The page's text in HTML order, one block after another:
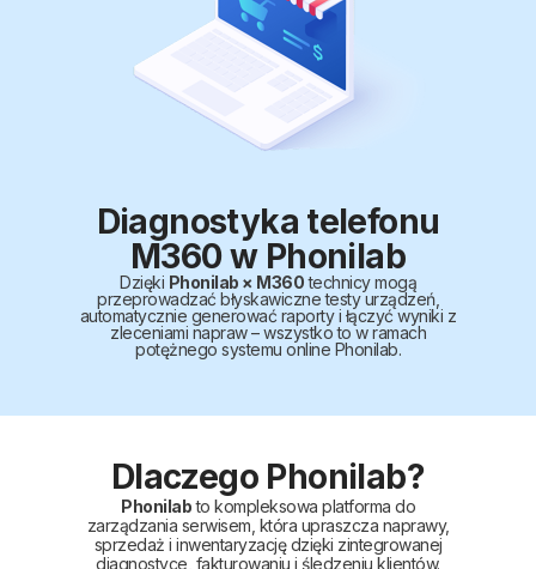
Diagnostyka telefonu
M360 w Phonilab
Dzięki Phonilab × M360technicy mogą
przeprowadzać błyskawiczne testy urządzeń,
automatycznie generować raporty i łączyć wyniki z
zleceniami napraw – wszystko to w ramach
potężnego systemu online Phonilab.
Dlaczego Phonilab?
Phonilabto kompleksowa platforma do
zarządzania serwisem, która upraszcza naprawy,
sprzedaż i inwentaryzację dzięki zintegrowanej
diagnostyce, fakturowaniu i śledzeniu klientów.